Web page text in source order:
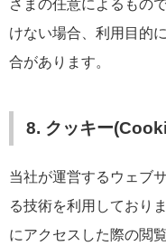
さまの任意によるもの
けない場合、利用目的
合があります。
8. クッキー
当社が運営するウェブ
る技術を利用しており
にアクセスした際の閲